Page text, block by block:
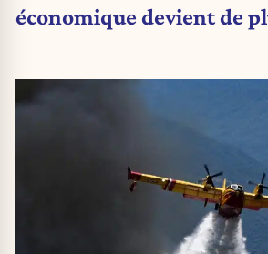
économique devient de